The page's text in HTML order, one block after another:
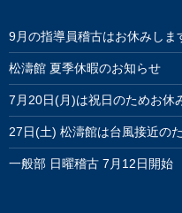
9月の指導員稽古はお休みしま
松濤館 夏季休暇のお知らせ
7月20日(月)は祝日のためお休
27日(土) 松濤館は台風接近の
一般部 日曜稽古 7月12日開始